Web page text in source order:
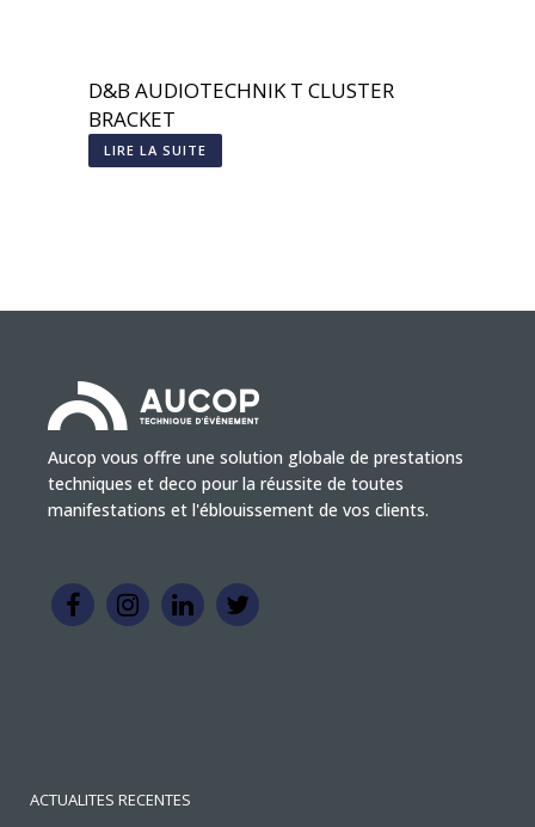
D&B AUDIOTECHNIK T CLUSTER
BRACKET
LIRE LA SUITE
Aucop vous offre une solution globale de prestations
techniques et deco pour la réussite de toutes
manifestations et l'éblouissement de vos clients.
ACTUALITES RECENTES